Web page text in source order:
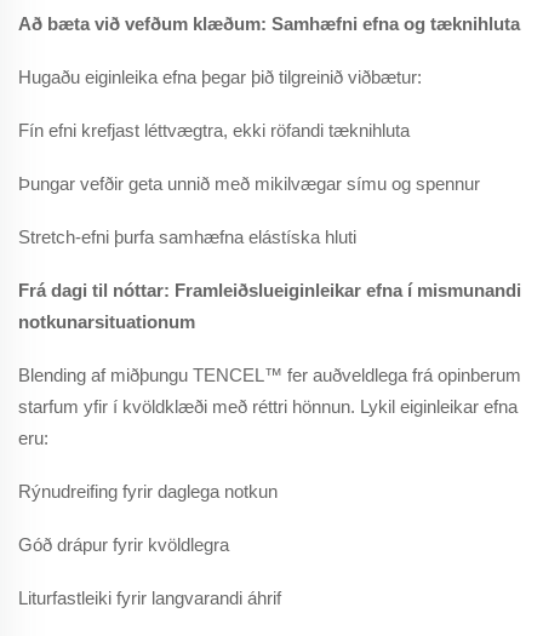
Að bæta við vefðum klæðum: Samhæfni efna og tæknihluta
Hugaðu eiginleika efna þegar þið tilgreinið viðbætur:
Fín efni krefjast léttvægtra, ekki röfandi tæknihluta
Þungar vefðir geta unnið með mikilvægar símu og spennur
Stretch-efni þurfa samhæfna elástíska hluti
Frá dagi til nóttar: Framleiðslueiginleikar efna í mismunandi
notkunarsituationum
Blending af miðþungu TENCEL™ fer auðveldlega frá opinberum
starfum yfir í kvöldklæði með réttri hönnun. Lykil eiginleikar efna
eru:
Rýnudreifing fyrir daglega notkun
Góð drápur fyrir kvöldlegra
Liturfastleiki fyrir langvarandi áhrif